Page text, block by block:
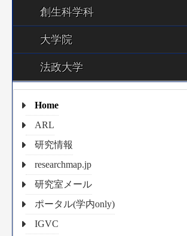
創生科学科
大学院
法政大学
Home
ARL
研究情報
researchmap.jp
研究室メール
ポータル(学内only)
IGVC